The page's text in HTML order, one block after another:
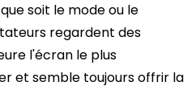
soit le mode ou le
regardent des
l'écran le plus
et semble toujours offrir la